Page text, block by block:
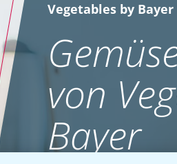
Vegetables by Bayer
von
Bayer